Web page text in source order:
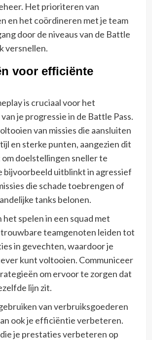
Het prioriteren van
en het coördineren met je team
door de niveaus van de Battle
versnellen.
voor efficiënte
is cruciaal voor het
je progressie in de Battle Pass.
van missies die aansluiten
en sterke punten, aangezien dit
doelstellingen sneller te
bijvoorbeeld uitblinkt in agressief
die schade toebrengen of
tanks belonen.
het spelen in een squad met
teamgenoten leiden tot
in gevechten, waardoor je
kunt voltooien. Communiceer
om ervoor te zorgen dat
lijn zit.
van verbruiksgoederen
ook je efficiëntie verbeteren.
je prestaties verbeteren op